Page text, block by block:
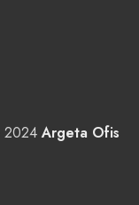
2024Argeta Ofis